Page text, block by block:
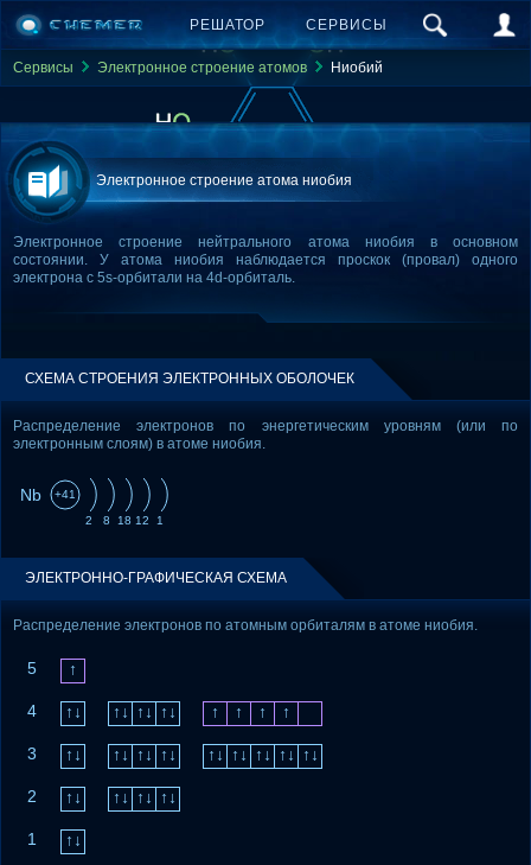
РЕШАТОР СЕРВИСЫ
Сервисы Электронное строение атомов Ниобий
Электронное строение атома ниобия
Электронное строение нейтрального атома ниобия в основном
состоянии. У атома ниобия наблюдается проскок (провал) одного
электрона с 5s-орбитали на 4d-орбиталь.
СХЕМА СТРОЕНИЯ ЭЛЕКТРОННЫХ ОБОЛОЧЕК
Распределение электронов по энергетическим уровням (или по
электронным слоям) в атоме ниобия.
Nb
+41
2
8 18 12 1
ЭЛЕКТРОННО-ГРАФИЧЕСКАЯ СХЕМА
Распределение электронов по атомным орбиталям в атоме ниобия.
5 ↑
4 ↑↓ ↑↓ ↑↓ ↑↓ ↑ ↑ ↑ ↑
3 ↑↓ ↑↓ ↑↓ ↑↓ ↑↓ ↑↓ ↑↓ ↑↓ ↑↓
2 ↑↓ ↑↓ ↑↓ ↑↓
1 ↑↓